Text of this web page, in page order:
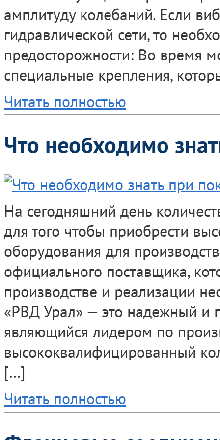
амплитуду колебаний. Если
гидравлической сети, то
предосторожности: Во время
специальные крепления,
Читать полностью
Что необходимо
На сегодняшний день
для того чтобы приобрести
оборудования для
официального поставщика,
производстве и реализации
«РВД Урал» — это надежный и
являющийся лидером по
высококвалифицированный
[…]
Читать полностью